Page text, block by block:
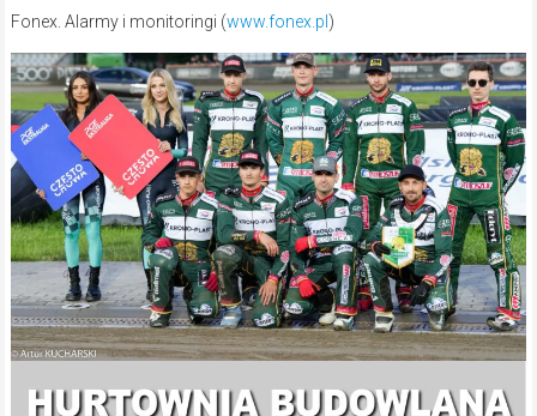
Fonex. Alarmy i monitoringi (www.fonex.pl )